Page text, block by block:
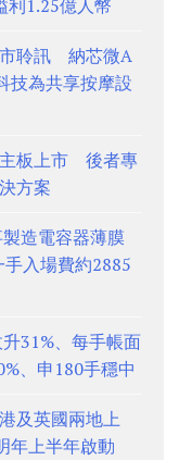
1.25億人幣
聆訊 納芯微A
技為共享按摩設
板上市 後者專
方案
造電容器薄膜
入場費約2885
31%、每手帳面
、申180手穩中
及英國兩地上
上半年啟動